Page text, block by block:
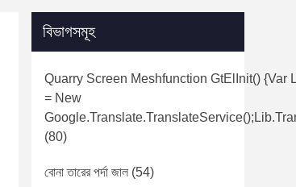
বিভাগসমূহ
Quarry Screen Meshfunction GtElInit() {var
= New
(80)
বোনা তারের পর্দা জাল (54)